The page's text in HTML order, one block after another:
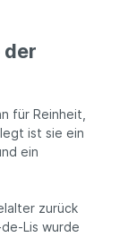
der
für Reinheit,
ist sie ein
ein
zurück
Lis wurde